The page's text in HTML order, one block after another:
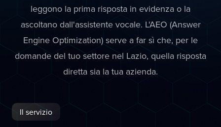
leggono la prima risposta in evidenza o la
ascoltano dall'assistente vocale. L'AEO (Answer
Engine Optimization) serve a far sì che, per le
domande del tuo settore nel Lazio, quella risposta
diretta sia la tua azienda.
Il servizio